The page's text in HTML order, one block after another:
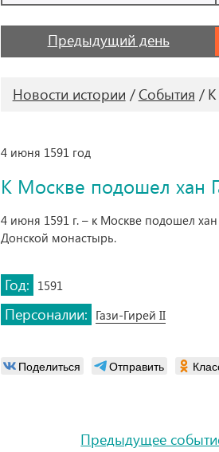
Предыдущий день
Новости истории События
4 июня 1591 год
К Москве подошел хан
4 июня 1591 г. – к Москве подошел
Донской монастырь.
Год: 1591
Персоналии: Гази-Гирей II
Поделиться Отправить
Предыдущее